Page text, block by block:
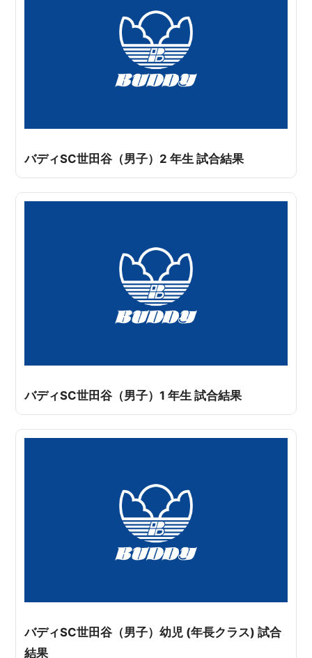
バディSC世田谷（男子）2 年生 試合結果
バディSC世田谷（男子）1 年生 試合結果
バディSC世田谷（男子）幼児 (年長クラス) 試合
結果